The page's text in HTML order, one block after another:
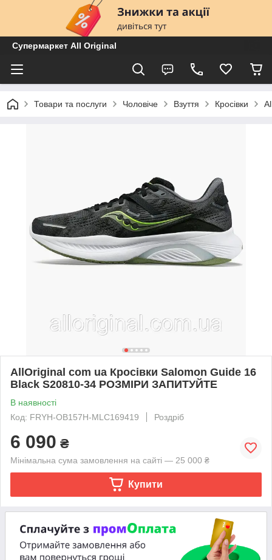
Супермаркет All Original
Товари та послуги Чоловіче Взуття Кросівки
AllOriginal com ua Кросівки Salomon Guide 16
Black S20810-34 РОЗМІРИ ЗАПИТУЙТЕ
В наявності
Код: FRYH-OB157H-MLC169419
Роздріб
6 090 ₴
Мінімальна сума замовлення на сайті — 25 000 ₴
Купити